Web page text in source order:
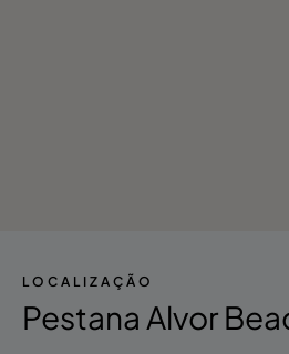
LOCALIZAÇÃO
Pestana Alvor